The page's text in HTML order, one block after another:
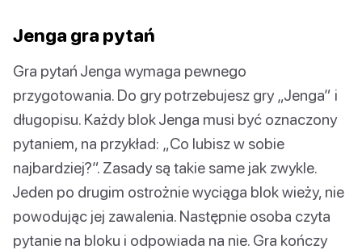
Jenga gra pytań
Gra pytań Jenga wymaga pewnego
przygotowania. Do gry potrzebujesz gry „Jenga” i
długopisu. Każdy blok Jenga musi być oznaczony
pytaniem, na przykład: „Co lubisz w sobie
najbardziej?”. Zasady są takie same jak zwykle.
Jeden po drugim ostrożnie wyciąga blok wieży, nie
powodując jej zawalenia. Następnie osoba czyta
pytanie na bloku i odpowiada na nie. Gra kończy